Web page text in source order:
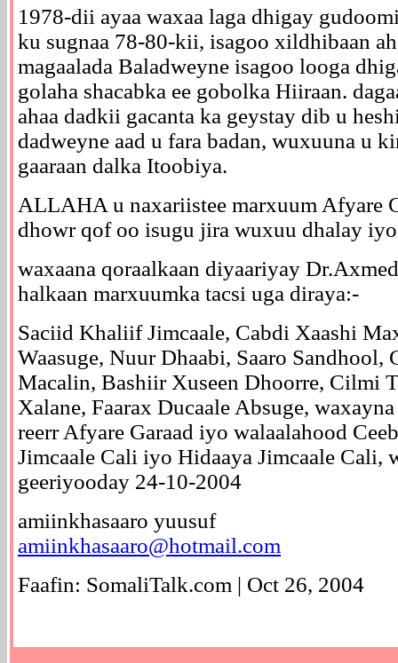
1978-dii ayaa waxaa laga dhigay
ku sugnaa 78-80-kii, isagoo xildhibaan
magaalada Baladweyne isagoo looga
golaha shacabka ee gobolka Hiiraan.
ahaa dadkii gacanta ka geystay dib u
dadweyne aad u fara badan, wuxuuna u
gaaraan dalka Itoobiya.
ALLAHA u naxariistee marxuum Afyare
dhowr qof oo isugu jira wuxuu dhalay
waxaana qoraalkaan diyaariyay
halkaan marxuumka tacsi uga diraya:-
Saciid Khaliif Jimcaale, Cabdi Xaashi
Waasuge, Nuur Dhaabi, Saaro
Macalin, Bashiir Xuseen Dhoorre, Cilmi
Xalane, Faarax Ducaale Absuge,
reerr Afyare Garaad iyo walaalahood
Jimcaale Cali iyo Hidaaya Jimcaale Cali,
geeriyooday 24-10-2004
amiinkhasaaro yuusuf
amiinkhasaaro@hotmail.com
Faafin: SomaliTalk.com | Oct 26, 2004